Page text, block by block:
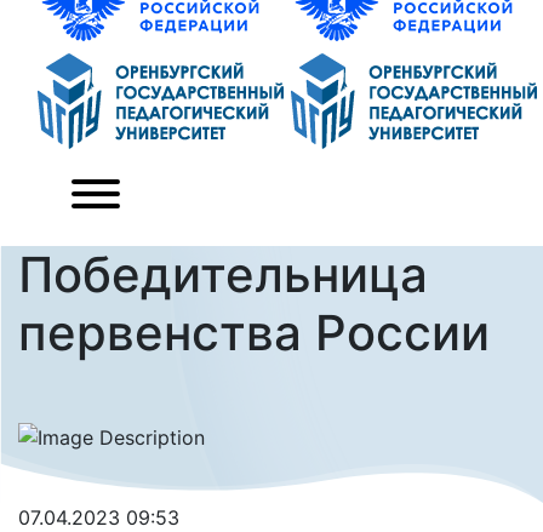
Победительница
первенства России
07.04.2023 09:53